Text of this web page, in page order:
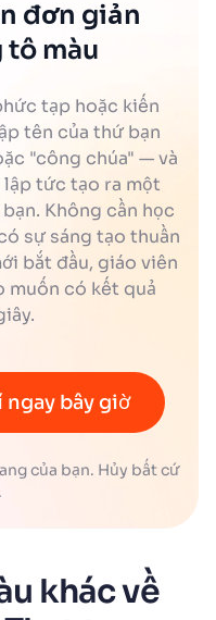
đơn giản
màu
tạp hoặc kiến
tên của thứ bạn
"công chúa" — và
tức tạo ra một
Không cần học
sự sáng tạo thuần
bắt đầu, giáo viên
muốn có kết quả
ngay bây giờ
của bạn. Hủy bất cứ
khác về